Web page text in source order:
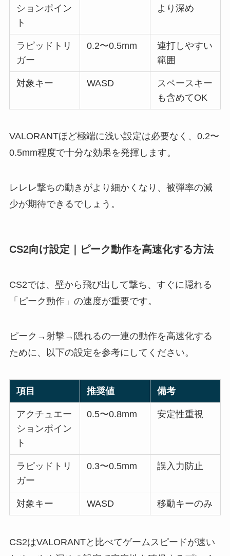
ションポイン
ト
より深め
ラピッドトリ
ガー
0.2〜0.5mm
連打しやすい
範囲
対象キー WASD
スペースキー
も含めてOK
VALORANTほど極端に浅い設定は必要なく、0.2〜
0.5mm程度で十分な効果を発揮します。
レレレ撃ちの動きがより細かくなり、被弾率の減
少が期待できるでしょう。
CS2向け設定｜ピーク動作を高速化する方法
CS2では、壁から飛び出して撃ち、すぐに隠れる
「ピーク動作」の速度が重要です。
ピーク→射撃→隠れるの一連の動作を高速化する
ために、以下の設定を参考にしてください。
項目 推奨値 備考
アクチュエー
ションポイン
ト
0.5〜0.8mm 安定性重視
ラピッドトリ
ガー
0.3〜0.5mm 誤入力防止
対象キー WASD 移動キーのみ
CS2はVALORANTと比べてゲームスピードが速い